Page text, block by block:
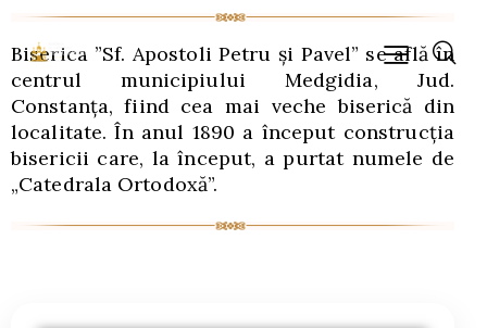
Biserica ”Sf. Apostoli Petru și Pavel” se află în
centrul municipiului Medgidia, Jud.
Constanța, fiind cea mai veche biserică din
localitate. În anul 1890 a început construcția
bisericii care, la început, a purtat numele de
„Catedrala Ortodoxă”.